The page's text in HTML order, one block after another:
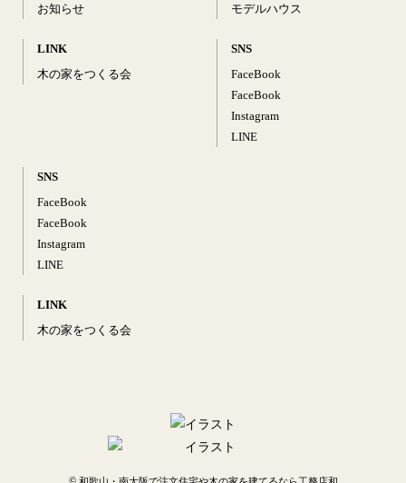
お知らせ
LINK
木の家をつくる会
モデルハウス
SNS
FaceBook
FaceBook
Instagram
LINE
SNS
FaceBook
FaceBook
Instagram
LINE
LINK
木の家をつくる会
©